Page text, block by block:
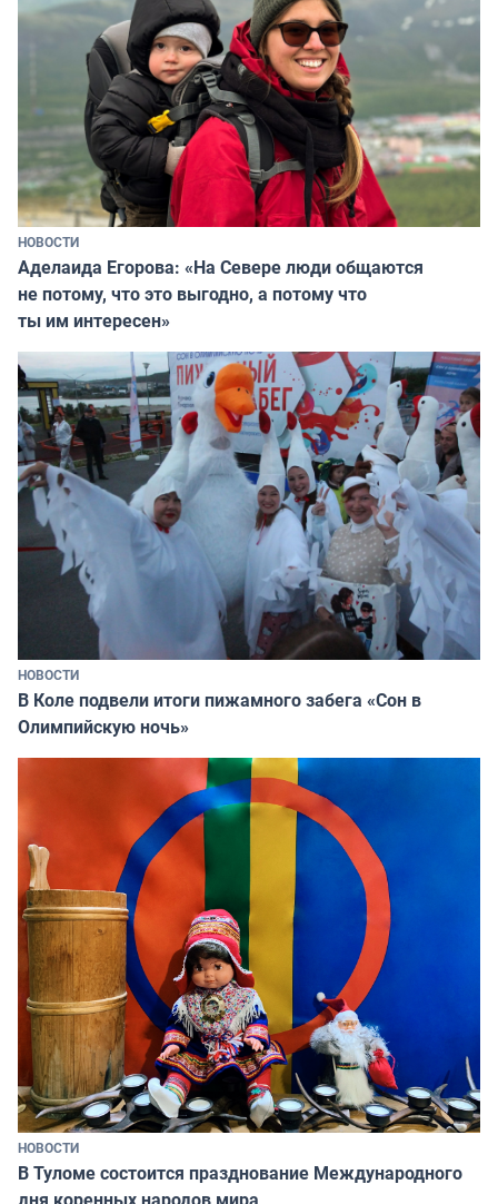
НОВОСТИ
Аделаида Егорова: «На Севере люди общаются
не потому, что это выгодно, а потому что
ты им интересен»
НОВОСТИ
В Коле подвели итоги пижамного забега «Сон в
Олимпийскую ночь»
НОВОСТИ
В Туломе состоится празднование Международного